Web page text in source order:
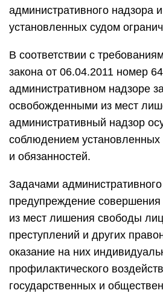
административного надзора
установленных судом
В соответствии с
закона от 06.04.2011 номер
административном надзоре
освобожденными из мест
административный надзор
соблюдением установленных
и обязанностей.
Задачами
предупреждение
из мест лишения свободы
преступлений и других
оказание на них
профилактического
государственных и